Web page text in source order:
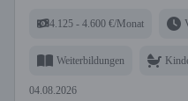
4.125 - 4.600 €/Monat
Weiterbildungen
04.08.2026